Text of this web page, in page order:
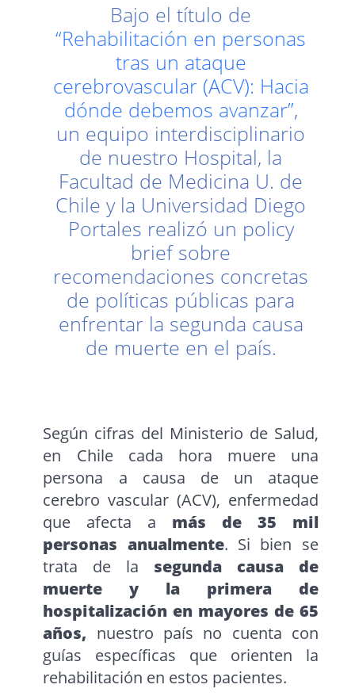
Bajo el título de
“Rehabilitación en personas
tras un ataque
cerebrovascular (ACV): Hacia
dónde debemos avanzar”,
un equipo interdisciplinario
de nuestro Hospital, la
Facultad de Medicina U. de
Chile y la Universidad Diego
Portales realizó un policy
brief sobre
recomendaciones concretas
de políticas públicas para
enfrentar la segunda causa
de muerte en el país.
Según cifras del Ministerio de Salud,
en Chile cada hora muere una
persona a causa de un ataque
cerebro vascular (ACV), enfermedad
que afecta a más de 35 mil
personas anualmente. Si bien se
trata de la segunda causa de
muerte y la primera de
hospitalización en mayores de 65
años, nuestro país no cuenta con
guías específicas que orienten la
rehabilitación en estos pacientes.